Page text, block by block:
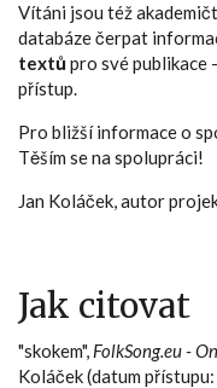
Vítáni jsou též
databáze čerpat
textůpro své publikace -
přístup.
Pro bližší informace o
Těším se na spolupráci!
Jan Koláček, autor
Jak citovat
"skokem", FolkSong.eu -
Koláček (datum